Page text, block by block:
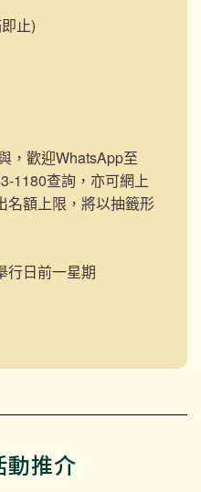
止)
，歡迎WhatsApp至
1180查詢，亦可網上
名額上限，將以抽籤形
行日前一星期
動推介